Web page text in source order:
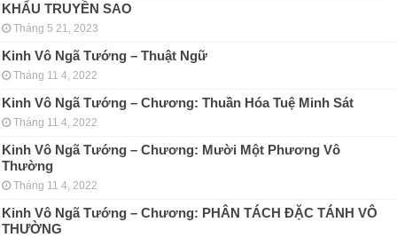
KHẨU TRUYỀN SAO
Tháng 5 21, 2023
Kinh Vô Ngã Tướng – Thuật Ngữ
Tháng 11 4, 2022
Kinh Vô Ngã Tướng – Chương: Thuần Hóa Tuệ Minh Sát
Tháng 11 4, 2022
Kinh Vô Ngã Tướng – Chương: Mười Một Phương Vô
Thường
Tháng 11 4, 2022
Kinh Vô Ngã Tướng – Chương: PHÂN TÁCH ÐẶC TÁNH VÔ
THƯỜNG